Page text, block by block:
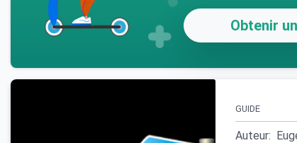
Obtenir
GUIDE
Auteur: